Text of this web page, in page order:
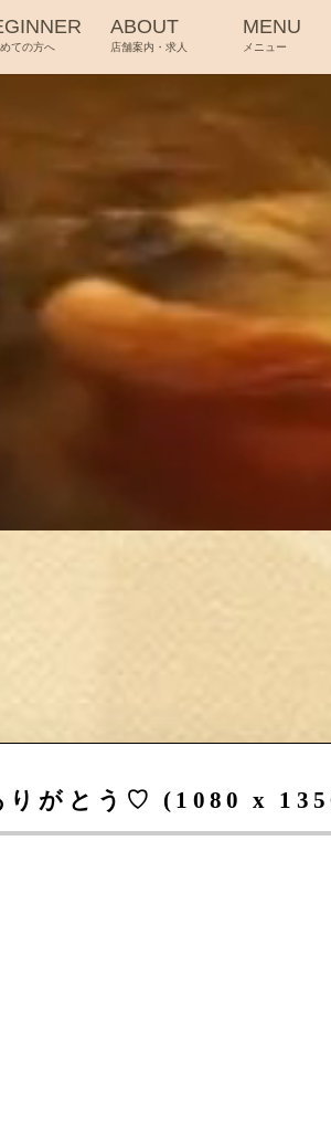
ての方へ
ABOUT
店舗案内・求人
MENU
メニュー
りがとう♡ (1080 x